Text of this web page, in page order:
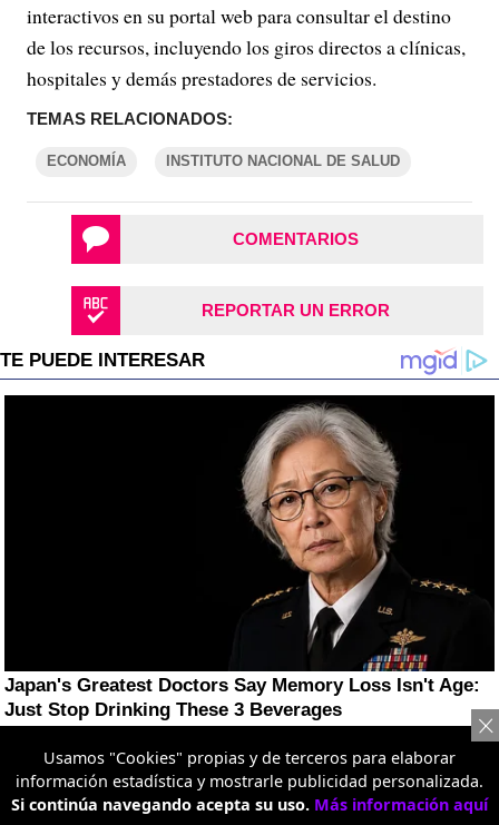
interactivos en su portal web para consultar el destino
de los recursos, incluyendo los giros directos a clínicas,
hospitales y demás prestadores de servicios.
TEMAS RELACIONADOS:
ECONOMÍA INSTITUTO NACIONAL DE SALUD
COMENTARIOS
REPORTAR UN ERROR
Usamos "Cookies" propias y de terceros para elaborar
información estadística y mostrarle publicidad personalizada.
Si continúa navegando acepta su uso. Más información aquí